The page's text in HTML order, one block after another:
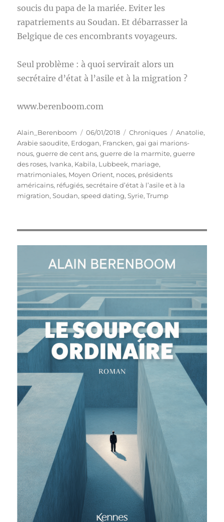
soucis du papa de la mariée. Eviter les
rapatriements au Soudan. Et débarrasser la
Belgique de ces encombrants voyageurs.
Seul problème : à quoi servirait alors un
secrétaire d’état à l’asile et à la migration ?
www.berenboom.com
Auteur
Alain_Berenboom
Publié
le
06/01/2018 Catégories
Chroniques Étiquettes
Anatolie,
Arabie saoudite, Erdogan, Francken,gai gai marions-
nous,guerre de cent ans,guerre de la marmite,guerre
des roses, Ivanka, Kabila, Lubbeek, mariage,
matrimoniales, Moyen Orient, noces, présidents
américains, réfugiés,secrétaire d’état à l’asile et à la
migration,Soudan,speed dating,Syrie,Trump